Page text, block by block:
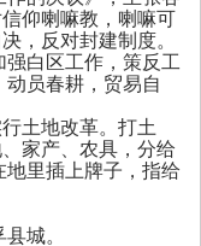
仰喇嘛教，喇嘛可
，反对封建制度。
白区工作，策反工
员春耕，贸易自
土地改革。打土
家产、农具，分给
地里插上牌子，指给
城。